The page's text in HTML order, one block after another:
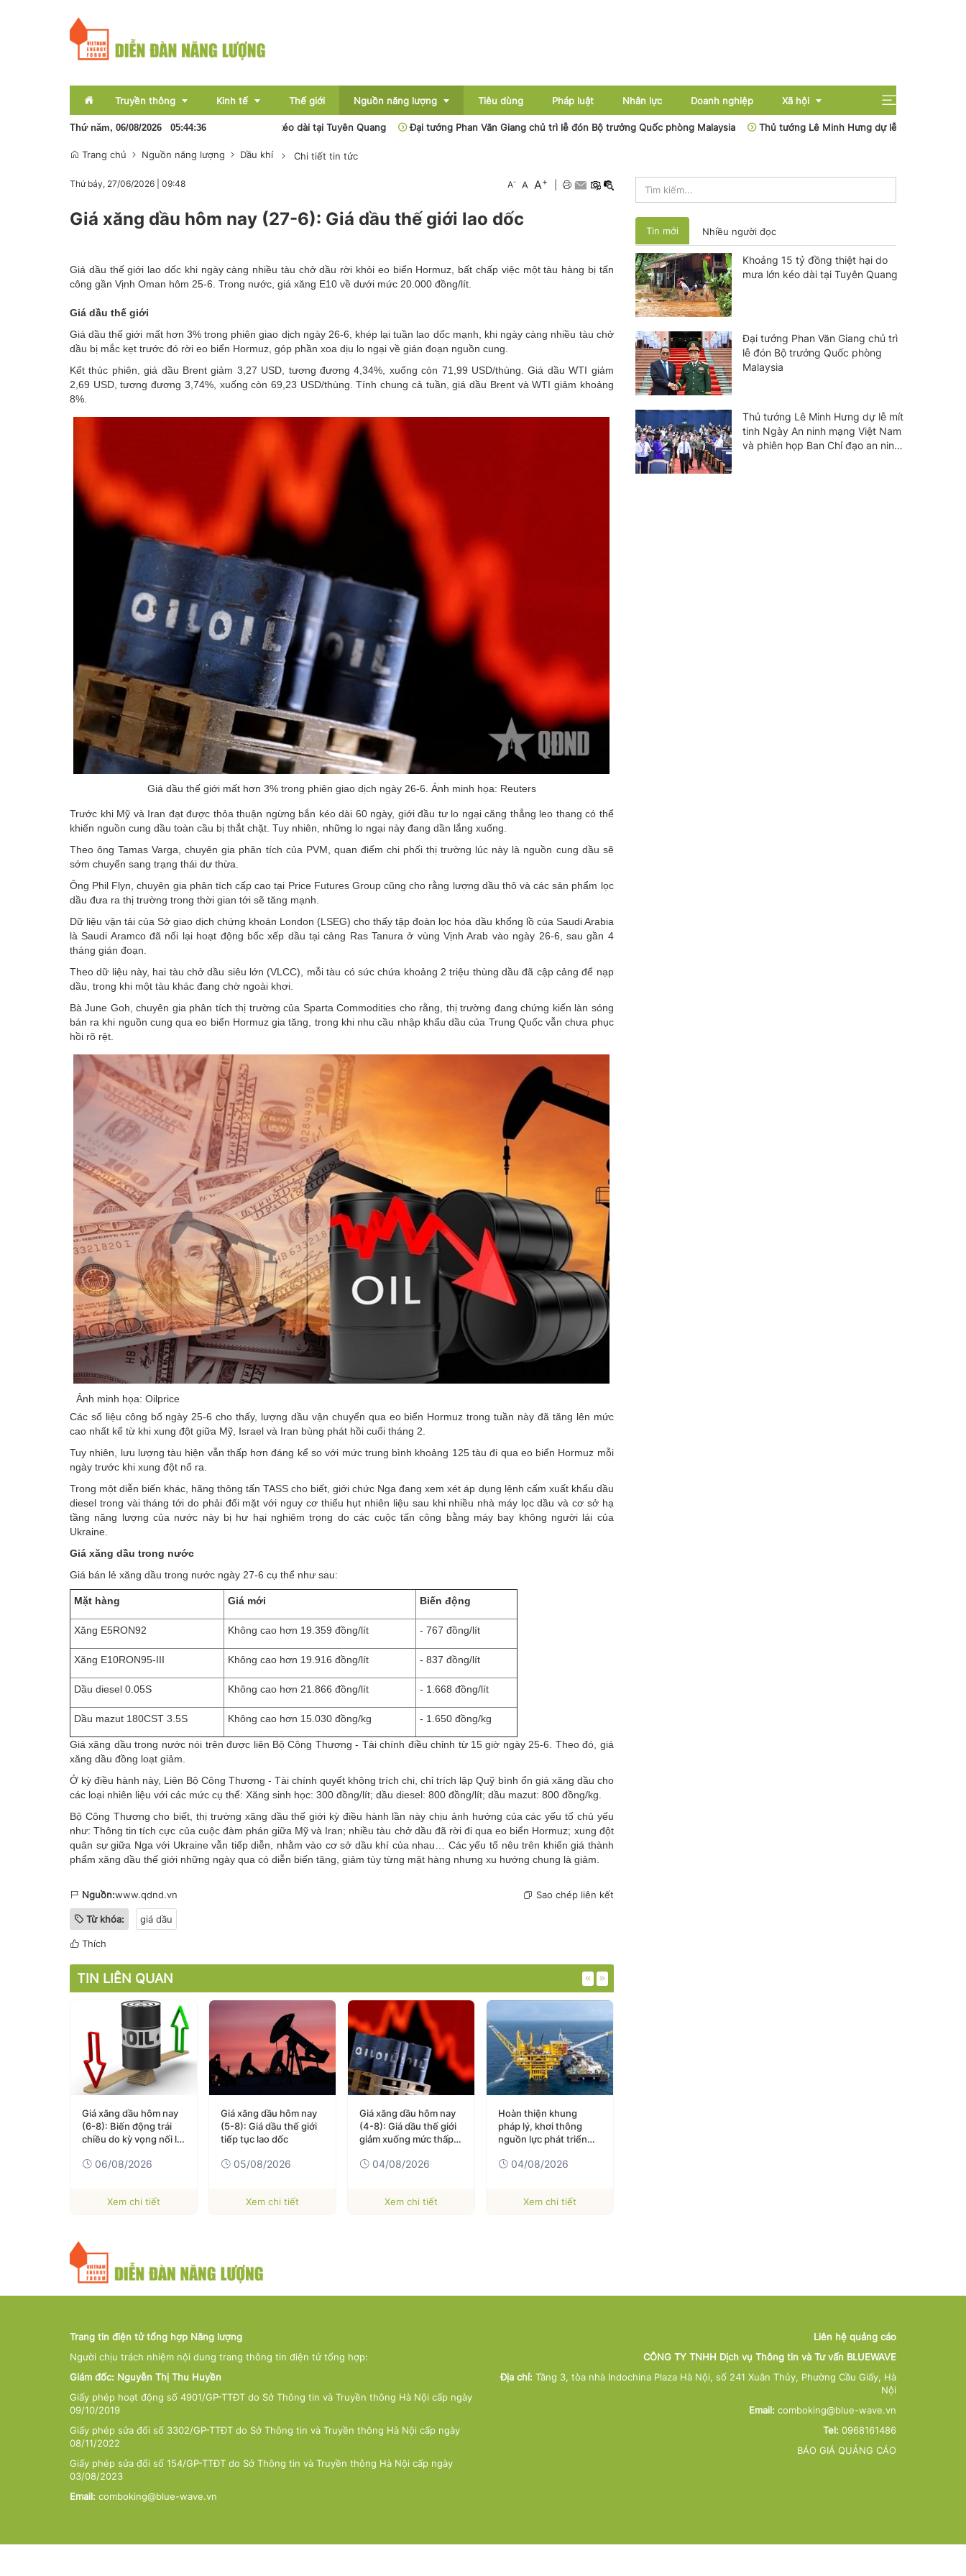
Truyền thông Kinh tế
Bất động sản
Emagazine
Thế giới Nguồn năng lượng
Than - Khoáng sản
Năng lượng mới
Tiêu dùng Pháp luật Nhân lực Doanh nghiệp Xã hội
Khoảng 15 tỷ đồng thiệt hại do mưa lớn kéo dài tại Tuyên Quang Đại tướng Phan Văn Giang chủ trì lễ đón Bộ trưởng Quốc phòng Malaysia Thủ tướng Lê Minh Hưng dự lễ mít tinh Ngày An ninh
Thứ năm, 06/08/2026 05:44:37
Trang chủ Nguồn năng lượng Dầu khí Chi tiết tin tức
Thứ bảy, 27/06/2026 09:48 A- A A+
Giá xăng dầu hôm nay (27-6): Giá dầu thế giới lao dốc
Giá dầu thế giới lao dốc khi ngày càng nhiều tàu chở dầu rời khỏi eo biển Hormuz, bất chấp việc một tàu hàng bị tấn
công gần Vịnh Oman hôm 25-6. Trong nước, giá xăng E10 về dưới mức 20.000 đồng/lít.
Giá dầu thế giới
Giá dầu thế giới mất hơn 3% trong phiên giao dịch ngày 26-6, khép lại tuần lao dốc mạnh, khi ngày càng nhiều tàu chở
dầu bị mắc kẹt trước đó rời eo biển Hormuz, góp phần xoa dịu lo ngại về gián đoạn nguồn cung.
Kết thúc phiên, giá dầu Brent giảm 3,27 USD, tương đương 4,34%, xuống còn 71,99 USD/thùng. Giá dầu WTI giảm
2,69 USD, tương đương 3,74%, xuống còn 69,23 USD/thùng. Tính chung cả tuần, giá dầu Brent và WTI giảm khoảng
8%.
Giá dầu thế giới mất hơn 3% trong phiên giao dịch ngày 26-6. Ảnh minh họa: Reuters
Trước khi Mỹ và Iran đạt được thỏa thuận ngừng bắn kéo dài 60 ngày, giới đầu tư lo ngại căng thẳng leo thang có thể
khiến nguồn cung dầu toàn cầu bị thắt chặt. Tuy nhiên, những lo ngại này đang dần lắng xuống.
Theo ông Tamas Varga, chuyên gia phân tích của PVM, quan điểm chi phối thị trường lúc này là nguồn cung dầu sẽ
sớm chuyển sang trạng thái dư thừa.
Ông Phil Flyn, chuyên gia phân tích cấp cao tại Price Futures Group cũng cho rằng lượng dầu thô và các sản phẩm lọc
dầu đưa ra thị trường trong thời gian tới sẽ tăng mạnh.
Dữ liệu vận tải của Sở giao dịch chứng khoán London (LSEG) cho thấy tập đoàn lọc hóa dầu khổng lồ của Saudi Arabia
là Saudi Aramco đã nối lại hoạt động bốc xếp dầu tại cảng Ras Tanura ở vùng Vịnh Arab vào ngày 26-6, sau gần 4
tháng gián đoạn.
Theo dữ liệu này, hai tàu chở dầu siêu lớn (VLCC), mỗi tàu có sức chứa khoảng 2 triệu thùng dầu đã cập cảng để nạp
dầu, trong khi một tàu khác đang chờ ngoài khơi.
Bà June Goh, chuyên gia phân tích thị trường của Sparta Commodities cho rằng, thị trường đang chứng kiến làn sóng
bán ra khi nguồn cung qua eo biển Hormuz gia tăng, trong khi nhu cầu nhập khẩu dầu của Trung Quốc vẫn chưa phục
hồi rõ rệt.
Ảnh minh họa: Oilprice
Các số liệu công bố ngày 25-6 cho thấy, lượng dầu vận chuyển qua eo biển Hormuz trong tuần này đã tăng lên mức
cao nhất kể từ khi xung đột giữa Mỹ, Israel và Iran bùng phát hồi cuối tháng 2.
Tuy nhiên, lưu lượng tàu hiện vẫn thấp hơn đáng kể so với mức trung bình khoảng 125 tàu đi qua eo biển Hormuz mỗi
ngày trước khi xung đột nổ ra.
Trong một diễn biến khác, hãng thông tấn TASS cho biết, giới chức Nga đang xem xét áp dụng lệnh cấm xuất khẩu dầu
diesel trong vài tháng tới do phải đối mặt với nguy cơ thiếu hụt nhiên liệu sau khi nhiều nhà máy lọc dầu và cơ sở hạ
tầng năng lượng của nước này bị hư hại nghiêm trọng do các cuộc tấn công bằng máy bay không người lái của
Ukraine.
Giá xăng dầu trong nước
Giá bán lẻ xăng dầu trong nước ngày 27-6 cụ thể như sau:
Mặt hàng Giá mới Biến động
Xăng E5RON92 Không cao hơn 19.359 đồng/lít - 767 đồng/lít
Xăng E10RON95-III Không cao hơn 19.916 đồng/lít - 837 đồng/lít
Dầu diesel 0.05S Không cao hơn 21.866 đồng/lít - 1.668 đồng/lít
Dầu mazut 180CST 3.5S Không cao hơn 15.030 đồng/kg - 1.650 đồng/kg
Giá xăng dầu trong nước nói trên được liên Bộ Công Thương - Tài chính điều chỉnh từ 15 giờ ngày 25-6. Theo đó, giá
xăng dầu đồng loạt giảm.
Ở kỳ điều hành này, Liên Bộ Công Thương - Tài chính quyết không trích chi, chỉ trích lập Quỹ bình ổn giá xăng dầu cho
các loại nhiên liệu với các mức cụ thể: Xăng sinh học: 300 đồng/lít; dầu diesel: 800 đồng/lít; dầu mazut: 800 đồng/kg.
Bộ Công Thương cho biết, thị trường xăng dầu thế giới kỳ điều hành lần này chịu ảnh hưởng của các yếu tố chủ yếu
như: Thông tin tích cực của cuộc đàm phán giữa Mỹ và Iran; nhiều tàu chở dầu đã rời đi qua eo biển Hormuz; xung đột
quân sự giữa Nga với Ukraine vẫn tiếp diễn, nhằm vào cơ sở dầu khí của nhau… Các yếu tố nêu trên khiến giá thành
phẩm xăng dầu thế giới những ngày qua có diễn biến tăng, giảm tùy từng mặt hàng nhưng xu hướng chung là giảm.
Nguồn:www.qdnd.vn Sao chép liên kết
Từ khóa: giá dầu
Thích
TIN LIÊN QUAN
Giá xăng dầu hôm nay
(6-8): Biến động trái
chiều do kỳ vọng nối lại
Hormuz
06/08/2026
Xem chi tiết
Giá xăng dầu hôm nay
(5-8): Giá dầu thế giới
tiếp tục lao dốc
05/08/2026
Xem chi tiết
Giá xăng dầu hôm nay
(4-8): Giá dầu thế giới
giảm xuống mức thấp
04/08/2026
Xem chi tiết
Hoàn thiện khung
pháp lý, khơi thông
nguồn lực phát triển
04/08/2026
Xem chi tiết
Tin mới Nhiều người đọc
Khoảng 15 tỷ đồng thiệt hại do
mưa lớn kéo dài tại Tuyên Quang
Đại tướng Phan Văn Giang chủ trì
lễ đón Bộ trưởng Quốc phòng
Malaysia
Thủ tướng Lê Minh Hưng dự lễ mít
tinh Ngày An ninh mạng Việt Nam
và phiên họp Ban Chỉ đạo an ninh
Trang tin điện tử tổng hợp Năng lượng
Người chịu trách nhiệm nội dung trang thông tin điện tử tổng hợp:
Giám đốc: Nguyễn Thị Thu Huyền
Giấy phép hoạt động số 4901/GP-TTĐT do Sở Thông tin và Truyền thông Hà Nội cấp ngày
09/10/2019
Giấy phép sửa đổi số 3302/GP-TTĐT do Sở Thông tin và Truyền thông Hà Nội cấp ngày
08/11/2022
Giấy phép sửa đổi số 154/GP-TTĐT do Sở Thông tin và Truyền thông Hà Nội cấp ngày
03/08/2023
Email: comboking@blue-wave.vn
Liên hệ quảng cáo
CÔNG TY TNHH Dịch vụ Thông tin và Tư vấn BLUEWAVE
Địa chỉ: Tầng 3, tòa nhà Indochina Plaza Hà Nội, số 241 Xuân Thủy, Phường Cầu Giấy, Hà
Nội
Email: comboking@blue-wave.vn
Tel: 0968161486
BÁO GIÁ QUẢNG CÁO